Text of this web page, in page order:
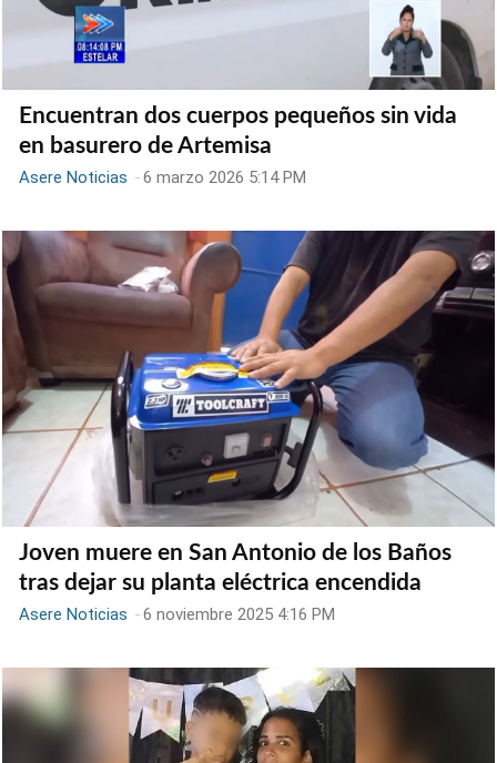
Encuentran dos cuerpos pequeños sin vida
en basurero de Artemisa
Asere Noticias -6 marzo 2026 5:14 PM
Joven muere en San Antonio de los Baños
tras dejar su planta eléctrica encendida
Asere Noticias -6 noviembre 2025 4:16 PM